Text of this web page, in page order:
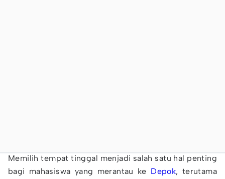
Memilih tempat tinggal menjadi salah satu hal penting
bagi mahasiswa yang merantau ke Depok, terutama